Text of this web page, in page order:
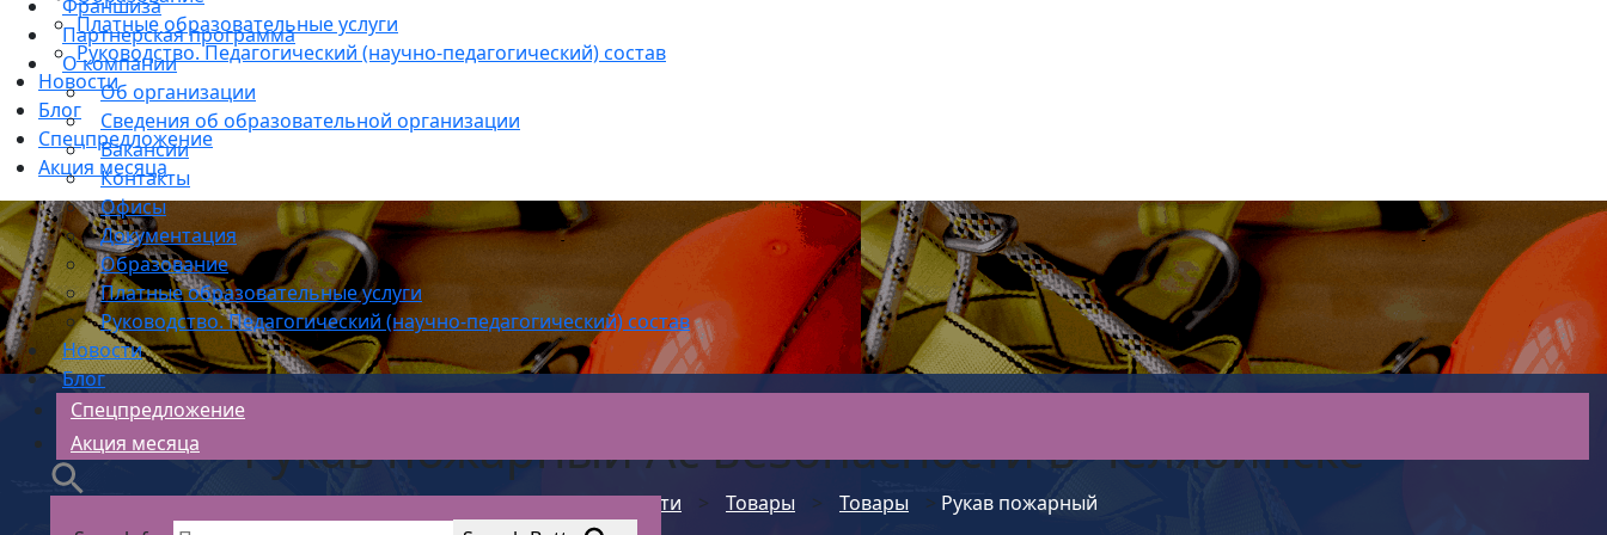
Платные образовательные услуги
Руководство. Педагогический (научно-педагогический) состав
Новости
Блог
Спецпредложение
Акция месяца
Франшиза
Партнерская программа
О компании
Об организации
Сведения об образовательной организации
Вакансии
Контакты
Офисы
Документация
Образование
Платные образовательные услуги
Руководство. Педагогический (научно-педагогический) состав
Новости
Блог
Спецпредложение
Акция месяца
Рукав пожарный Ас Безопасности в Челябинске
АС Безопасности > Товары > Товары > Рукав пожарный